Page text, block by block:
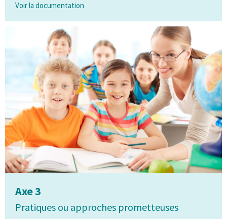
Voir la documentation
Axe 3
Pratiques ou approches prometteuses